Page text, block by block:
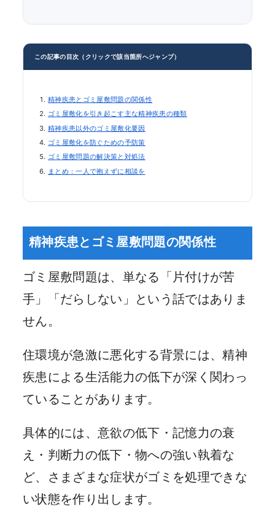
この記事の目次（クリックで該当箇所へジャンプ）
精神疾患とゴミ屋敷問題の関係性
ゴミ屋敷化を引き起こす主な精神疾患の種類
精神疾患以外のゴミ屋敷化要因
ゴミ屋敷化を防ぐための予防策
ゴミ屋敷問題の解決策と対処法
まとめ：一人で抱えずに相談を
精神疾患とゴミ屋敷問題の関係性
ゴミ屋敷問題は、単なる「片付けが苦
手」「だらしない」という話ではありま
せん。
住環境が急激に悪化する背景には、精神
疾患による生活能力の低下が深く関わっ
ていることがあります。
具体的には、意欲の低下・記憶力の衰
え・判断力の低下・物への強い執着な
ど、さまざまな症状がゴミを処理できな
い状態を作り出します。